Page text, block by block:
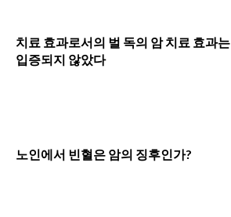
치료 효과로서의 벌 독의 암 치료 효과는
입증되지 않았다
노인에서 빈혈은 암의 징후인가?